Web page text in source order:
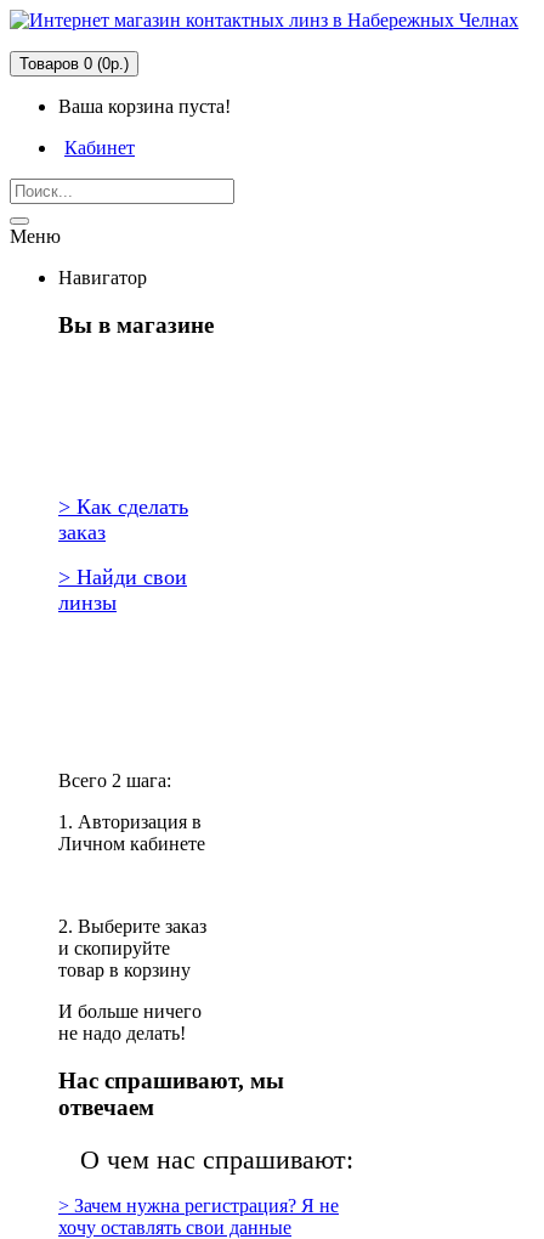
Товаров 0 (0р.)
Ваша корзина пуста!
Кабинет
Меню
Навигатор
Вы в магазине
> Как сделать
заказ
> Найди свои
линзы
Всего 2 шага:
1. Авторизация в
Личном кабинете
2. Выберите заказ
и скопируйте
товар в корзину
И больше ничего
не надо делать!
Нас спрашивают, мы
отвечаем
О чем нас спрашивают:
> Зачем нужна регистрация? Я не
хочу оставлять свои данные